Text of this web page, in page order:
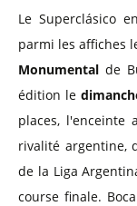
Le Superclásico
parmi les affiches
Monumental de
édition le
places,
rivalité argentine,
de la Liga
course finale.